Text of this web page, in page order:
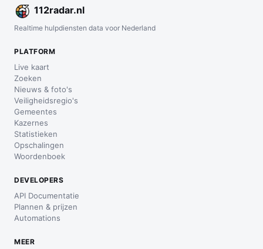
112radar.nl
Realtime hulpdiensten data voor Nederland
PLATFORM
Live kaart
Zoeken
Nieuws & foto's
Veiligheidsregio's
Gemeentes
Kazernes
Statistieken
Opschalingen
Woordenboek
DEVELOPERS
API Documentatie
Plannen & prijzen
Automations
MEER